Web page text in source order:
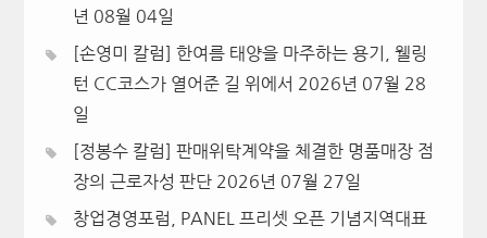
년 08월 04일
[손영미 칼럼] 한여름 태양을 마주하는 용기, 웰링
턴 CC코스가 열어준 길 위에서 2026년 07월 28
일
[정봉수 칼럼] 판매위탁계약을 체결한 명품매장 점
장의 근로자성 판단 2026년 07월 27일
창업경영포럼, PANEL 프리셋 오픈 기념지역대표